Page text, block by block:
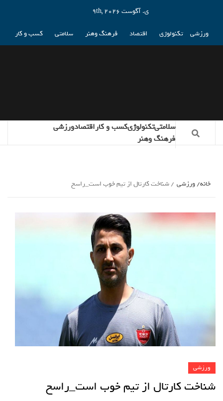
ی. آگوست 9th, 2026
ورزشی تکنولوژی اقتصاد فرهنگ وهنر سلامتی کسب و کار
سلامتیتکنولوژیکسب و کاراقتصادورزشی
فرهنگ وهنر
خانه ورزشی شناخت کارتال از تیم خوب است_راسخ
ورزشی
شناخت کارتال از تیم خوب است_راسخ